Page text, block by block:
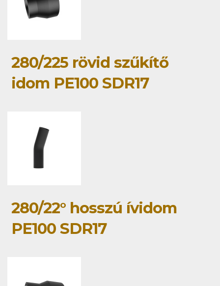
280/225 rövid szűkítő
idom PE100 SDR17
280/22° hosszú ívidom
PE100 SDR17